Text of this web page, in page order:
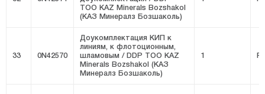
ТОО KAZ Minerals Bozshakol
(КАЗ Минералз Бозшаколь)
33 0N42570
Доукомплектация КИП к
линиям, к флотоционным,
шламовым / DDP ТОО KAZ
Minerals Bozshakol (КАЗ
Минералз Бозшаколь)
1